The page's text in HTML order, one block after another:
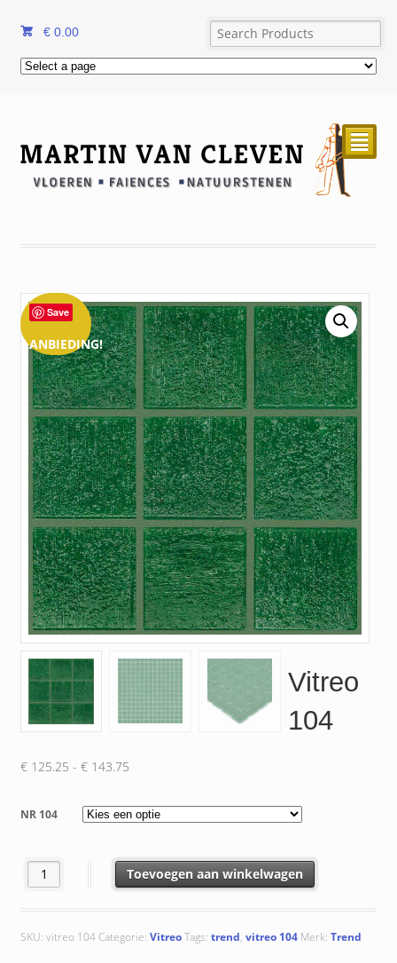
€ 0.00
²
AANBIEDING!
Save
Vitreo
104
€125.25 - €143.75Prijsklasse:
tot
€ 143.75
NR 104
Vitreo 104 aantal Toevoegen aan winkelwagen
SKU: vitreo 104Categorie: VitreoTags: trend, vitreo 104 Merk: Trend